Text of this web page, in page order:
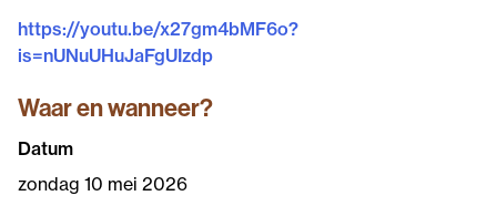
https://youtu.be/x27gm4bMF6o?
is=nUNuUHuJaFgUIzdp
Waar en wanneer?
Datum
zondag 10 mei 2026